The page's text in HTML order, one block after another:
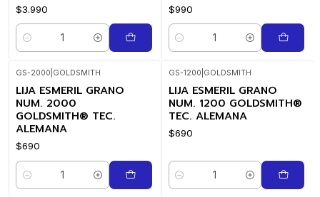
$3.990
Cantidad
$990
Cantidad
GS-2000 GOLDSMITH
LIJA ESMERIL GRANO
NUM. 2000
GOLDSMITH® TEC.
ALEMANA
$690
Cantidad
GS-1200 GOLDSMITH
LIJA ESMERIL GRANO
NUM. 1200 GOLDSMITH®
TEC. ALEMANA
$690
Cantidad